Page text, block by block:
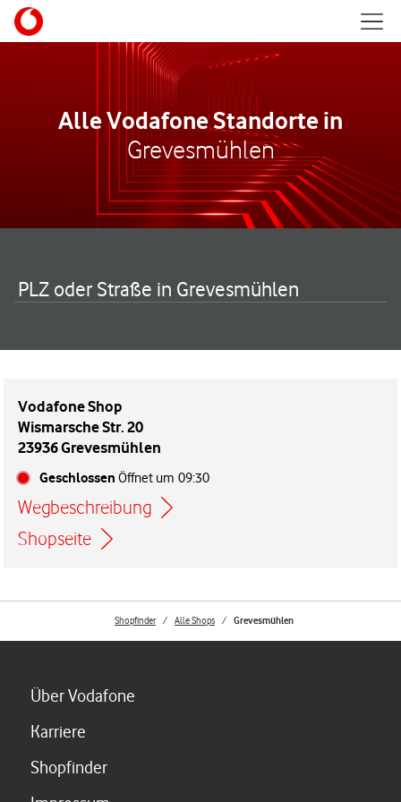
Skip to content
Alle Vodafone Standorte in
Grevesmühlen
PLZ oder Straße in Grevesmühlen
Vodafone Shop
Wismarsche Str. 20
23936 Grevesmühlen
Geschlossen Öffnet um 09:30
Wegbeschreibung
Link öffnet in einem neuen Tab
Shopseite
Shopfinder Alle Shops Grevesmühlen
Über Vodafone
Karriere
ShopfinderLink öffnet in einem neuen Tab